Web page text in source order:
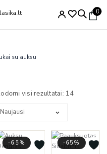
0
su auksu
visi rezultatai: 14pagal
-65% -65%